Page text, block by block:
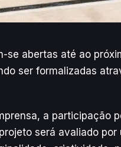
se abertas até ao
ser formalizadas
a participação
será avaliado